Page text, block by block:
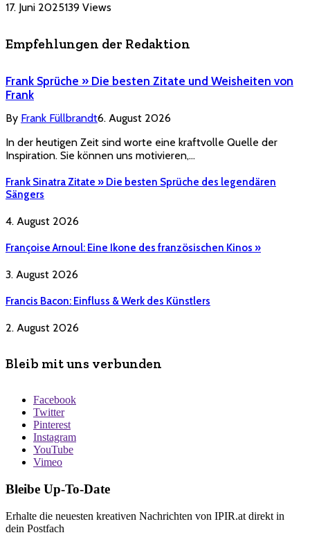
17. Juni 2025139 Views
Empfehlungen der Redaktion
Frank Sprüche » Die besten Zitate und Weisheiten von
Frank
By Frank Füllbrandt6. August 2026
In der heutigen Zeit sind worte eine kraftvolle Quelle der
Inspiration. Sie können uns motivieren,…
Frank Sinatra Zitate » Die besten Sprüche des legendären
Sängers
4. August 2026
Françoise Arnoul: Eine Ikone des französischen Kinos »
3. August 2026
Francis Bacon: Einfluss & Werk des Künstlers
2. August 2026
Bleib mit uns verbunden
Facebook
Twitter
Pinterest
Instagram
YouTube
Vimeo
Bleibe Up-To-Date
Erhalte die neuesten kreativen Nachrichten von IPIR.at direkt in
dein Postfach